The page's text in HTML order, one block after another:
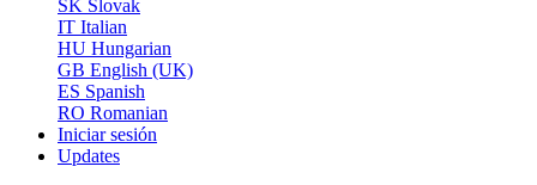
SK Slovak
IT Italian
HU Hungarian
GB English (UK)
ES Spanish
RO Romanian
Iniciar sesión
Updates